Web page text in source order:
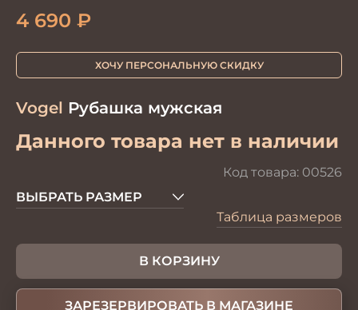
Vogel Рубашка мужская
Данного товара нет в наличии
Код товара: 00526
4 690 ₽
ХОЧУ ПЕРСОНАЛЬНУЮ СКИДКУ
ВЫБРАТЬ РАЗМЕР
Таблица размеров
В КОРЗИНУ
ЗАРЕЗЕРВИРОВАТЬ В МАГАЗИНЕ